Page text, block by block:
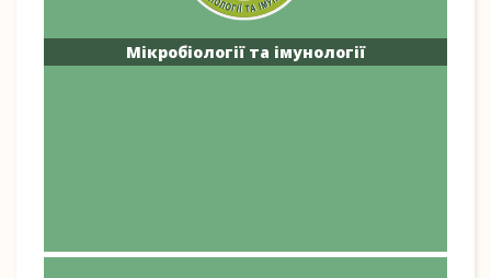
Мікробіології та імунології